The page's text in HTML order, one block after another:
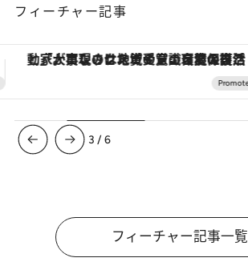
フィーチャー記事
ヴァシュロン・コンスタンタン「オーヴァーシーズ・オートマティック」。旅愛好家のお気に入りコレクションから、ジェンダーレスな新作が登場
3 /6
フィーチャー記事一覧